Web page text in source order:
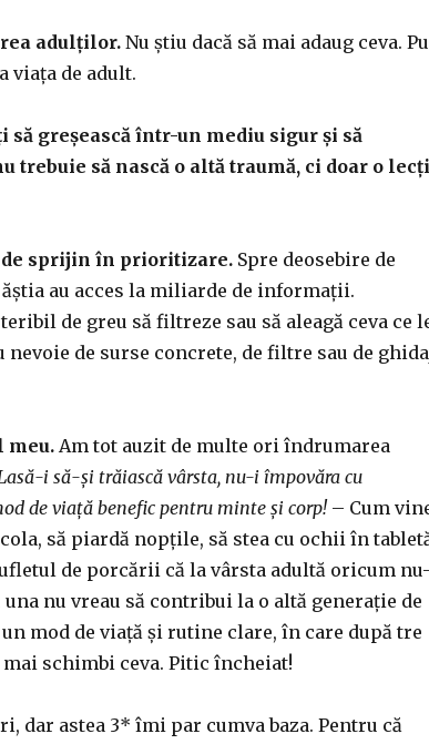
adulților.Nu știu dacă să mai adaug ceva.
viața de adult.
să greșească într-un mediu sigur și să
trebuie să nască o altă traumă, ci doar o
sprijin în prioritizare. Spre deosebire de
au acces la miliarde de informații.
de greu să filtreze sau să aleagă ceva ce
nevoie de surse concrete, de filtre sau de
meu. Am tot auzit de multe ori îndrumarea
i să-și trăiască vârsta, nu-i împovăra cu
de viață benefic pentru minte și corp!– Cum
cola, să piardă nopțile, să stea cu ochii în
de porcării că la vârsta adultă oricum
una nu vreau să contribui la o altă generație de
mod de viață și rutine clare, în care după tre
mai schimbi ceva. Pitic încheiat!
dar astea 3* îmi par cumva baza. Pentru că